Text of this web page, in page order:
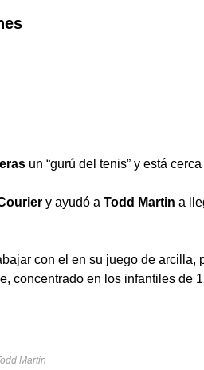
un “gurú del tenis” y está
y ayudó a Todd Martin a
con el en su juego de arcilla,
concentrado en los infantiles de
Martin